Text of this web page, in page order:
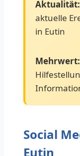
Aktualität:
aktuelle
in Eutin
Mehrwert:
Social
Eutin